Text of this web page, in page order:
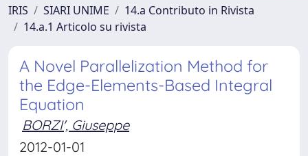
IRIS SIARI UNIME
14.a Contributo in Rivista
14.a.1 Articolo su rivista
A Novel Parallelization Method for
the Edge-Elements-Based Integral
Equation
BORZI', Giuseppe
2012-01-01